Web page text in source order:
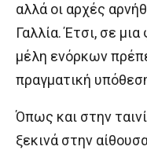
αλλά οι αρχές
Γαλλία. Έτσι, σε
μέλη ενόρκων
πραγματική
Όπως και στην
ξεκινά στην